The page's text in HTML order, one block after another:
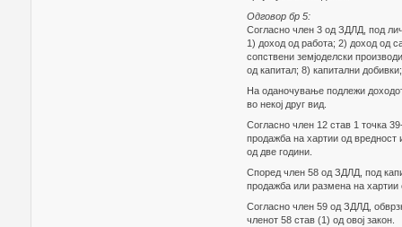
Одговор бр 5:
Согласно член 3 од ЗДЛД, под
1) доход од работа; 2) доход од
сопствени земјоделски
од капитал; 8) капитални
На оданочување подлежи
во некој друг вид.
Согласно член 12 став 1 точка
продажба на хартии од вредност
од две години.
Според член 58 од ЗДЛД, под
продажба или размена на хартии
Согласно член 59 од ЗДЛД,
членот 58 став (1) од овој закон.